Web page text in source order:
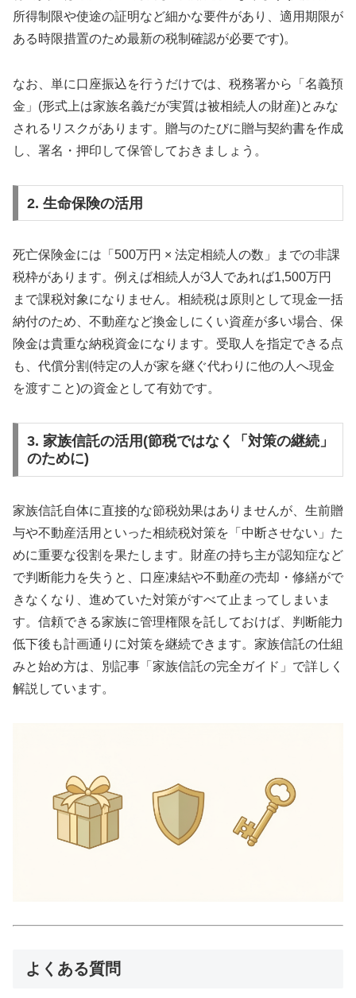
所得制限や使途の証明など細かな要件があり、適用期限が
ある時限措置のため最新の税制確認が必要です)。
なお、単に口座振込を行うだけでは、税務署から「名義預
金」(形式上は家族名義だが実質は被相続人の財産)とみな
されるリスクがあります。贈与のたびに贈与契約書を作成
し、署名・押印して保管しておきましょう。
2. 生命保険の活用
死亡保険金には「500万円 × 法定相続人の数」までの非課
税枠があります。例えば相続人が3人であれば1,500万円
まで課税対象になりません。相続税は原則として現金一括
納付のため、不動産など換金しにくい資産が多い場合、保
険金は貴重な納税資金になります。受取人を指定できる点
も、代償分割(特定の人が家を継ぐ代わりに他の人へ現金
を渡すこと)の資金として有効です。
3. 家族信託の活用(節税ではなく「対策の継続」
のために)
家族信託自体に直接的な節税効果はありませんが、生前贈
与や不動産活用といった相続税対策を「中断させない」た
めに重要な役割を果たします。財産の持ち主が認知症など
で判断能力を失うと、口座凍結や不動産の売却・修繕がで
きなくなり、進めていた対策がすべて止まってしまいま
す。信頼できる家族に管理権限を託しておけば、判断能力
低下後も計画通りに対策を継続できます。家族信託の仕組
みと始め方は、別記事「家族信託の完全ガイド」で詳しく
解説しています。
よくある質問